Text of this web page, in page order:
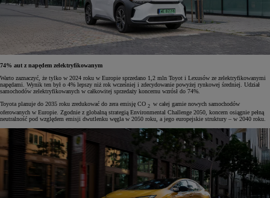
74% aut z napędem zelektryfikowanym
Warto zaznaczyć, że tylko w 2024 roku w Europie sprzedano 1,2 mln Toyot i Lexusów ze zelektryfikowanymi
napędami. Wynik ten był o 4% lepszy niż rok wcześniej i zdecydowanie powyżej rynkowej średniej. Udział
samochodów zelektryfikowanych w całkowitej sprzedaży koncernu wzrósł do 74%.
Toyota planuje do 2035 roku zredukować do zera emisję CO 2 w całej gamie nowych samochodów
oferowanych w Europie. Zgodnie z globalną strategią Environmental Challenge 2050, koncern osiągnie pełną
neutralność pod względem emisji dwutlenku węgla w 2050 roku, a jego europejskie struktury – w 2040 roku.